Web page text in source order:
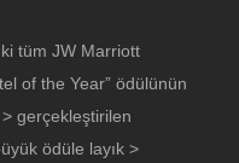
tüm JW Marriott
of the Year” ödülünün
gerçekleştirilen
ödüle layık >